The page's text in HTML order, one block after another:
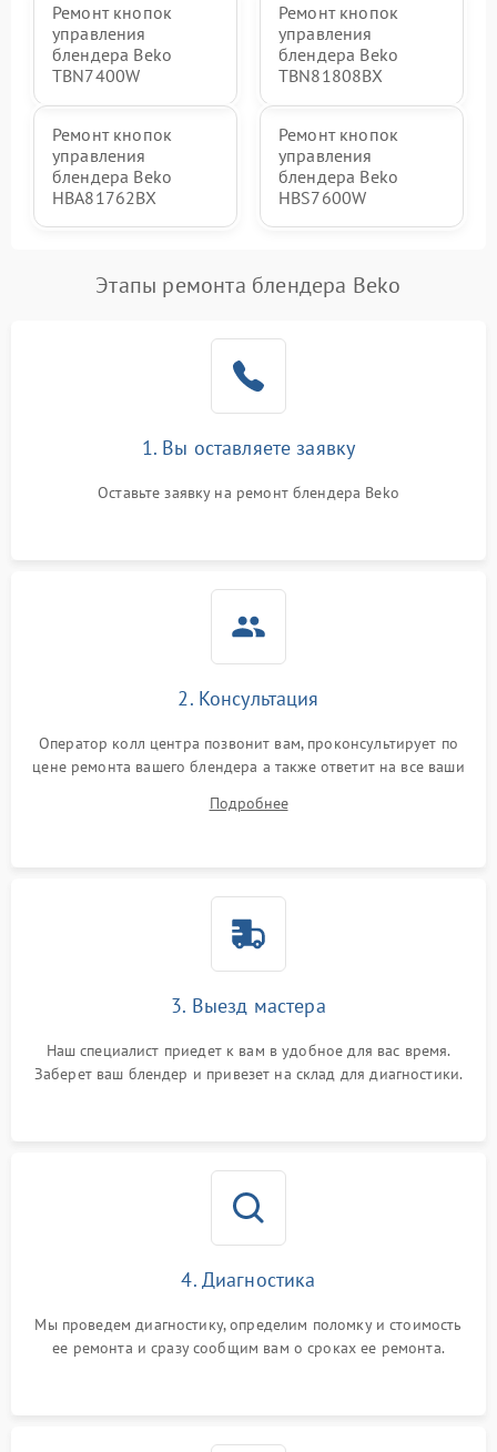
Ремонт кнопок
управления
блендера Beko
TBN7400W
Ремонт кнопок
управления
блендера Beko
TBN81808BX
Ремонт кнопок
управления
блендера Beko
HBA81762BX
Ремонт кнопок
управления
блендера Beko
HBS7600W
Этапы ремонта блендера Beko
1. Вы оставляете заявку
Оставьте заявку на ремонт блендера Beko
2. Консультация
Оператор колл центра позвонит вам, проконсультирует по
цене ремонта вашего блендера а также ответит на все ваши
Подробнее
3. Выезд мастера
Наш специалист приедет к вам в удобное для вас время.
Заберет ваш блендер и привезет на склад для диагностики.
4. Диагностика
Мы проведем диагностику, определим поломку и стоимость
ее ремонта и сразу сообщим вам о сроках ее ремонта.